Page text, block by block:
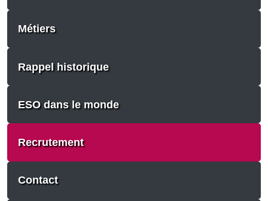
Métiers
Rappel historique
ESO dans le monde
Recrutement
Contact